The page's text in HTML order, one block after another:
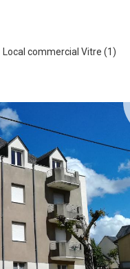
Local commercial Vitre (1)